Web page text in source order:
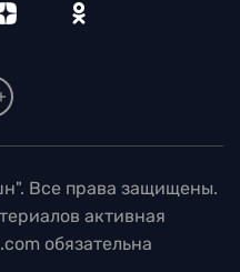
Все права защищены.
активная
обязательна